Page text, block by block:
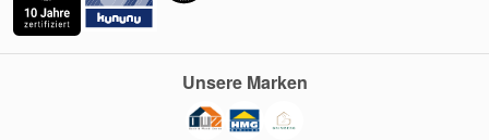
Unsere Marken